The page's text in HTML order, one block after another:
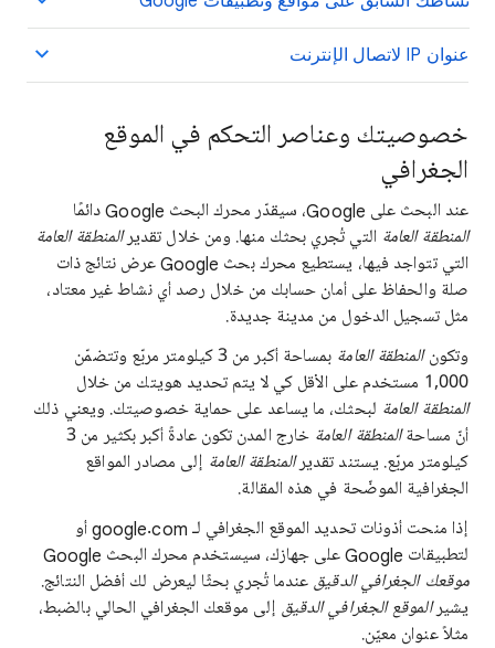
عنوان IP لاتصال الإنترنت
خصوصيتك وعناصر التحكم في الموقع
الجغرافي
عند البحث على Google، سيقدّر محرك البحث Google دائمًا
المنطقة العامة التي تُجري بحثك منها. ومن خلال تقديرالمنطقة العامة
التي تتواجد فيها، يستطيع محرك بحث Google عرض نتائج ذات
صلة والحفاظ على أمان حسابك من خلال رصد أي نشاط غير معتاد،
مثل تسجيل الدخول من مدينة جديدة.
وتكونالمنطقة العامة
بمساحة أكبر من 3 كيلومتر مربّع وتتضمّن
1,000 مستخدم على الأقل كي لا يتم تحديد هويتك من خلال
المنطقة العامة لبحثك، ما يساعد على حماية خصوصيتك. ويعني ذلك
أنّ مساحةالمنطقة العامة
خارج المدن تكون عادةً أكبر بكثير من 3
كيلومتر مربّع. يستند تقديرالمنطقة العامة إلى مصادر المواقع
الجغرافية الموضّحة في هذه المقالة.
إذا منحت أذونات تحديد الموقع الجغرافي لـ google.com أو
لتطبيقات Google على جهازك، سيستخدم محرك البحث Google
موقعك الجغرافي الدقيق عندما تُجري بحثًا ليعرض لك أفضل النتائج.
يشيرالموقع الجغرافي الدقيق إلى موقعك الجغرافي الحالي بالضبط،
مثلاً عنوان معيّن.